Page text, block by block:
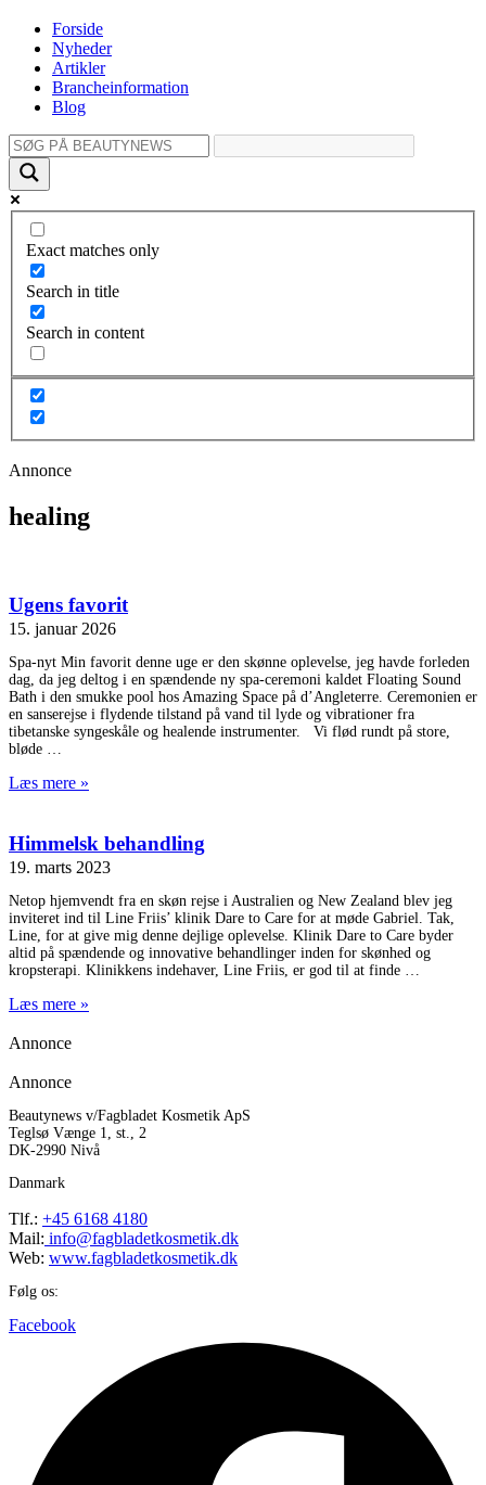
Forside
Nyheder
Artikler
Brancheinformation
Blog
Exact matches only
Search in title
Search in content
Annonce
healing
Ugens favorit
15. januar 2026
Spa-nyt Min favorit denne uge er den skønne oplevelse, jeg havde forleden
dag, da jeg deltog i en spændende ny spa-ceremoni kaldet Floating Sound
Bath i den smukke pool hos Amazing Space på d’Angleterre. Ceremonien er
en sanserejse i flydende tilstand på vand til lyde og vibrationer fra
tibetanske syngeskåle og healende instrumenter. Vi flød rundt på store,
bløde
Læs mere »
Himmelsk behandling
19. marts 2023
Netop hjemvendt fra en skøn rejse i Australien og New Zealand blev jeg
inviteret ind til Line Friis’ klinik Dare to Care for at møde Gabriel. Tak,
Line, for at give mig denne dejlige oplevelse. Klinik Dare to Care byder
altid på spændende og innovative behandlinger inden for skønhed og
kropsterapi. Klinikkens indehaver, Line Friis, er god til at finde
Læs mere »
Annonce
Annonce
Beautynews v/Fagbladet Kosmetik ApS
Teglsø Vænge 1, st., 2
DK-2990 Nivå
Danmark
Tlf.: +45 6168 4180
Mail: info@fagbladetkosmetik.dk
Web: www.fagbladetkosmetik.dk
Følg os:
Facebook